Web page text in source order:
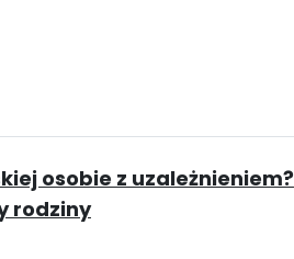
osobie z uzależnieniem?
rodziny